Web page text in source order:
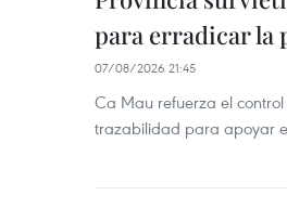
para erradicar la
07/08/2026 21:45
Ca Mau refuerza el
trazabilidad para apoyar